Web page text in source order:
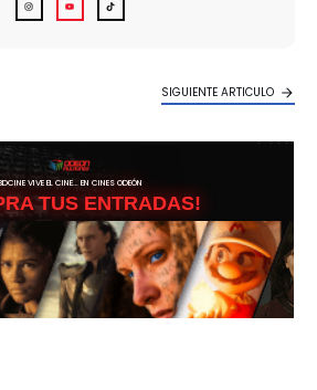
SIGUIENTE ARTICULO
VIVE EL CINE… EN CINES ODEÓN
TUS ENTRADAS!